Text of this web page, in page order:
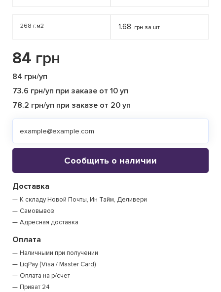
268 г.м2 1.68 грн за шт
84 грн
84 грн/уп
73.6 грн/уп при заказе от 10 уп
78.2 грн/уп при заказе от 20 уп
Сообщить о наличии
Доставка
К складу Новой Почты, Ин Тайм, Деливери
Самовывоз
Адресная доставка
Оплата
Наличными при получении
LiqPay (Visa / Master Card)
Оплата на р/счет
Приват 24